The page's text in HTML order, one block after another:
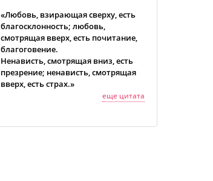
«Любовь, взирающая сверху, есть
благосклонность; любовь,
смотрящая вверх, есть почитание,
благоговение.
Ненависть, смотрящая вниз, есть
презрение; ненависть, смотрящая
вверх, есть страх.»
еще цитата